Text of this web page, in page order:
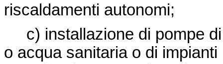
riscaldamenti autonomi;
c) installazione di pompe di
o acqua sanitaria o di